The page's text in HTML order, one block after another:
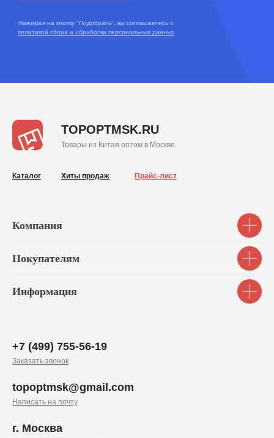
Нажимая на кнопку "Подобрать", вы соглашаетесь с
политикой сбора и обработки персональных данных
Каталог Хиты продаж Прайс-лист
TOPOPTMSK.RU
Товары из Китая оптом в Москве
Компания
Покупателям
Информация
+7 (499) 755-56-19
Заказать звонок
topoptmsk@gmail.com
Написать на почту
г. Москва